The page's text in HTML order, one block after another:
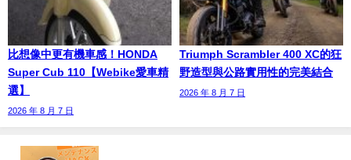
比想像中更有機車感！HONDA
Super Cub 110【Webike愛車精
選】
2026 年 8 月 7 日
Triumph Scrambler 400 XC的狂
野造型與公路實用性的完美結合
2026 年 8 月 7 日